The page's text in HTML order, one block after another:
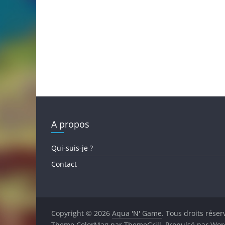
A propos
Qui-suis-je ?
Contact
Copyright © 2026 Aqua 'N' Game. Tous droits